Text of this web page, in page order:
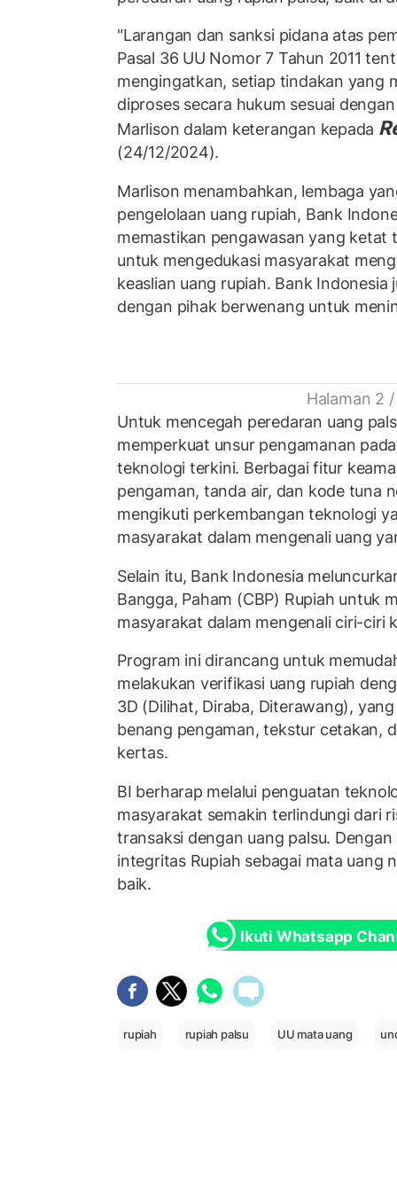
"Larangan dan sanksi pidana atas
Pasal 36 UU Nomor 7 Tahun 2011
mengingatkan, setiap tindakan yang
diproses secara hukum sesuai
Marlison dalam keterangan kepada
(24/12/2024).
Marlison menambahkan, lembaga
pengelolaan uang rupiah, Bank
memastikan pengawasan yang ketat
untuk mengedukasi masyarakat
keaslian uang rupiah. Bank
dengan pihak berwenang untuk
Halaman 2
Untuk mencegah peredaran uang
memperkuat unsur pengamanan
teknologi terkini. Berbagai fitur
pengaman, tanda air, dan kode tuna
mengikuti perkembangan teknologi
masyarakat dalam mengenali uang
Selain itu, Bank Indonesia
Bangga, Paham (CBP) Rupiah untuk
masyarakat dalam mengenali ciri-ciri
Program ini dirancang untuk
melakukan verifikasi uang rupiah
3D (Dilihat, Diraba, Diterawang),
benang pengaman, tekstur cetakan,
kertas.
BI berharap melalui penguatan
masyarakat semakin terlindungi dari
transaksi dengan uang palsu.
integritas Rupiah sebagai mata uang
baik.
Ikuti Whatsapp
rupiah rupiah palsu UU mata uang